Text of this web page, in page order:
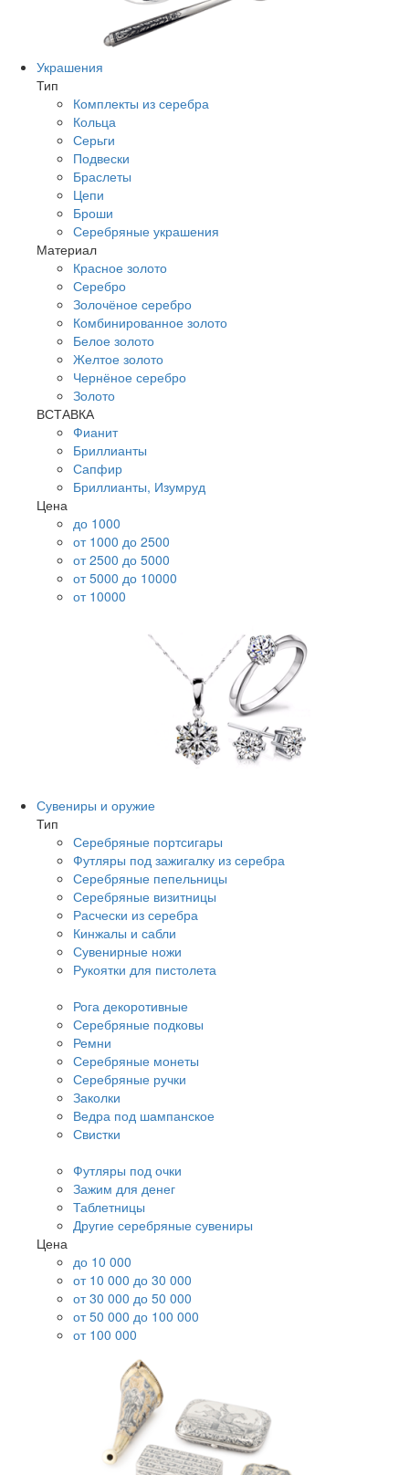
Украшения
Тип
Комплекты из серебра
Кольца
Серьги
Подвески
Браслеты
Цепи
Броши
Серебряные украшения
Материал
Красное золото
Серебро
Золочёное серебро
Комбинированное золото
Белое золото
Желтое золото
Чернёное серебро
Золото
ВСТАВКА
Фианит
Бриллианты
Сапфир
Бриллианты, Изумруд
Цена
до 1000
от 1000 до 2500
от 2500 до 5000
от 5000 до 10000
от 10000
Сувениры и оружие
Тип
Серебряные портсигары
Футляры под зажигалку из серебра
Серебряные пепельницы
Серебряные визитницы
Расчески из серебра
Кинжалы и сабли
Сувенирные ножи
Рукоятки для пистолета
Рога декоротивные
Серебряные подковы
Ремни
Серебряные монеты
Серебряные ручки
Заколки
Ведра под шампанское
Свистки
Футляры под очки
Зажим для денег
Таблетницы
Другие серебряные сувениры
Цена
до 10 000
от 10 000 до 30 000
от 30 000 до 50 000
от 50 000 до 100 000
от 100 000